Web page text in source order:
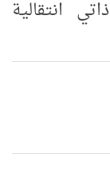
انتقالية